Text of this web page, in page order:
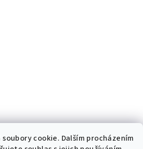
cookie. Dalším procházením